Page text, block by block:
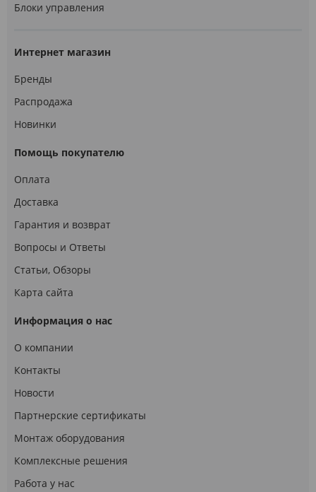
Блоки управления
Интернет магазин
Бренды
Распродажа
Новинки
Помощь покупателю
Оплата
Доставка
Гарантия и возврат
Вопросы и Ответы
Статьи, Обзоры
Карта сайта
Информация о нас
О компании
Контакты
Новости
Партнерские сертификаты
Монтаж оборудования
Комплексные решения
Работа у нас